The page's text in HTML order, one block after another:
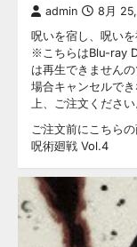
admin 8月
呪いを宿し、呪いを
※こちらはBlu-ray
は再生できません
場合キャンセルで
上、ご注文ください
ご注文前にこちら
呪術廻戦 Vol.4